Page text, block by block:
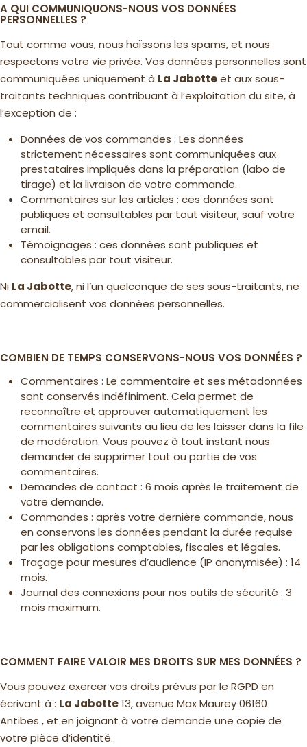
A QUI COMMUNIQUONS-NOUS VOS DONNÉES
PERSONNELLES ?
Tout comme vous, nous haïssons les spams, et nous
respectons votre vie privée. Vos données personnelles sont
communiquées uniquement à La Jabotteet aux sous-
traitants techniques contribuant à l’exploitation du site, à
l’exception de :
Données de vos commandes : Les données
strictement nécessaires sont communiquées aux
prestataires impliqués dans la préparation (labo de
tirage) et la livraison de votre commande.
Commentaires sur les articles : ces données sont
publiques et consultables par tout visiteur, sauf votre
email.
Témoignages : ces données sont publiques et
consultables par tout visiteur.
Ni La Jabotte, ni l’un quelconque de ses sous-traitants, ne
commercialisent vos données personnelles.
COMBIEN DE TEMPS CONSERVONS-NOUS VOS DONNÉES ?
Commentaires : Le commentaire et ses métadonnées
sont conservés indéfiniment. Cela permet de
reconnaître et approuver automatiquement les
commentaires suivants au lieu de les laisser dans la file
de modération. Vous pouvez à tout instant nous
demander de supprimer tout ou partie de vos
commentaires.
Demandes de contact : 6 mois après le traitement de
votre demande.
Commandes : après votre dernière commande, nous
en conservons les données pendant la durée requise
par les obligations comptables, fiscales et légales.
Traçage pour mesures d’audience (IP anonymisée) : 14
mois.
Journal des connexions pour nos outils de sécurité : 3
mois maximum.
COMMENT FAIRE VALOIR MES DROITS SUR MES DONNÉES ?
Vous pouvez exercer vos droits prévus par le RGPD en
écrivant à : La Jabotte13, avenue Max Maurey 06160
Antibes , et en joignant à votre demande une copie de
votre pièce d’identité.